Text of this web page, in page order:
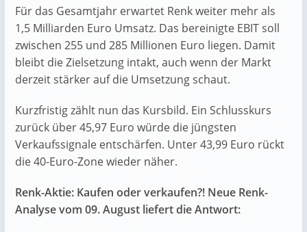
Für das Gesamtjahr erwartet Renk weiter mehr als
1,5 Milliarden Euro Umsatz. Das bereinigte EBIT soll
zwischen 255 und 285 Millionen Euro liegen. Damit
bleibt die Zielsetzung intakt, auch wenn der Markt
derzeit stärker auf die Umsetzung schaut.
Kurzfristig zählt nun das Kursbild. Ein Schlusskurs
zurück über 45,97 Euro würde die jüngsten
Verkaufssignale entschärfen. Unter 43,99 Euro rückt
die 40-Euro-Zone wieder näher.
Renk-Aktie: Kaufen oder verkaufen?! Neue Renk-
Analyse vom 09. August liefert die Antwort: